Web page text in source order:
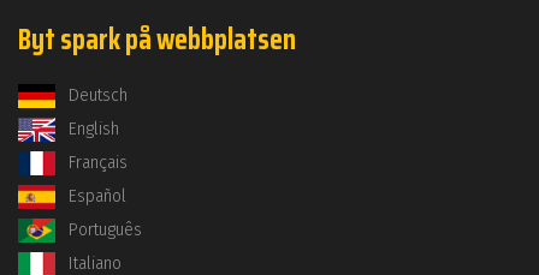
Byt spark på webbplatsen
Deutsch
English
Français
Español
Português
Italiano